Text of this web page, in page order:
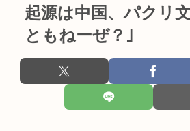
森山前自民党幹事長「日中首脳会談の
に上げ...
日本政府、通信監視へ 「トクリュウ対
【画像】今年も仙台育英のチアがレベ
【衝撃画像】絶対にヒグマに襲われな
るwww...
警察「ケンモさん？あなたのことこれ
たりある...
きゃりーぱみゅぱみゅ、本名が「桐子
起源は中国、パクリ
ともねーぜ？｣